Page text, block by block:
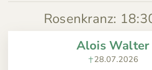
Rosenkranz:
Alois Walter
28.07.2026